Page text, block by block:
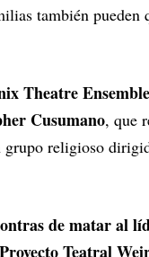
también pueden
Theatre
Cusumano, que
grupo religioso
de matar al
Proyecto Teatral